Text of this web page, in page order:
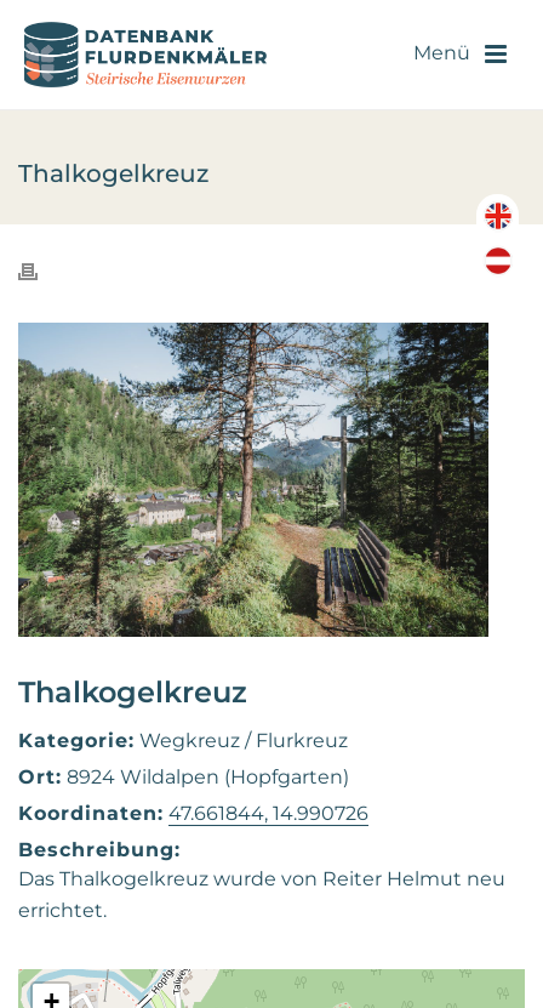
Thalkogelkreuz
Thalkogelkreuz
Kategorie: Wegkreuz / Flurkreuz
Ort: 8924 Wildalpen (Hopfgarten)
Koordinaten: 47.661844, 14.990726
Beschreibung:
Das Thalkogelkreuz wurde von Reiter Helmut neu
errichtet.
+